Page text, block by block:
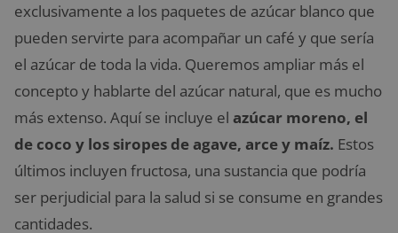
exclusivamente a los paquetes de azúcar blanco que
pueden servirte para acompañar un café y que sería
el azúcar de toda la vida. Queremos ampliar más el
concepto y hablarte del azúcar natural, que es mucho
más extenso. Aquí se incluye el azúcar moreno, el
de coco y los siropes de agave, arce y maíz. Estos
últimos incluyen fructosa, una sustancia que podría
ser perjudicial para la salud si se consume en grandes
cantidades.